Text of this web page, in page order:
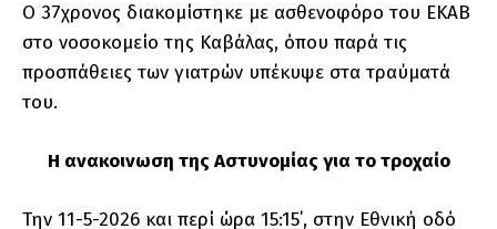
Ο 37χρονος διακομίστηκε με ασθενοφόρο του ΕΚΑΒ
στο νοσοκομείο της Καβάλας, όπου παρά τις
προσπάθειες των γιατρών υπέκυψε στα τραύματά
του.
Η ανακοινωση της Αστυνομίας για το τροχαίο
Την 11-5-2026 και περί ώρα 15:15΄, στην Εθνική οδό